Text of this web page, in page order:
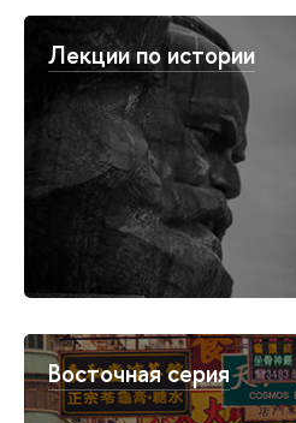
Лекции по истории
Восточная серия